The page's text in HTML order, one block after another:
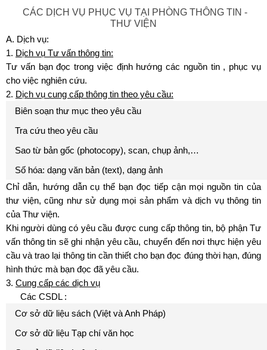
CÁC DỊCH VỤ PHỤC VỤ TẠI PHÒNG THÔNG TIN -
THƯ VIỆN
A. Dịch vụ:
1. Dịch vụ Tư vấn thông tin:
Tư vấn bạn đọc trong việc định hướng các nguồn tin , phục vụ
cho việc nghiên cứu.
2. Dịch vụ cung cấp thông tin theo yêu cầu:
Biên soạn thư mục theo yêu cầu
Tra cứu theo yêu cầu
Sao từ bản gốc (photocopy), scan, chụp ảnh,…
Số hóa: dạng văn bản (text), dạng ảnh
Chỉ dẫn, hướng dẫn cụ thể bạn đọc tiếp cận mọi nguồn tin của
thư viện, cũng như sử dụng mọi sản phẩm và dịch vụ thông tin
của Thư viện.
Khi người dùng có yêu cầu được cung cấp thông tin, bộ phận Tư
vấn thông tin sẽ ghi nhận yêu cầu, chuyển đến nơi thực hiện yêu
cầu và trao lại thông tin cần thiết cho bạn đọc đúng thời hạn, đúng
hình thức mà bạn đọc đã yêu cầu.
3. Cung cấp các dịch vụ
Các CSDL :
Cơ sở dữ liệu sách (Việt và Anh Pháp)
Cơ sở dữ liệu Tạp chí văn học